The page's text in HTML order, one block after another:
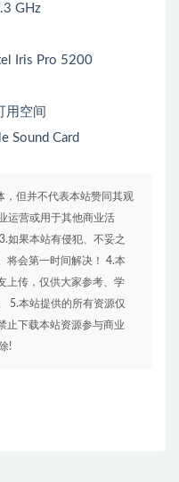
GHz
Iris Pro 5200
用空间
Sound Card
，但并不代表本站赞同其观
运营或用于其他商业活
如果本站有侵犯、不妥之
将会第一时间解决！ 4.本
上传，仅供大家参考、学
5.本站提供的所有资源仅
止下载本站资源参与商业
!